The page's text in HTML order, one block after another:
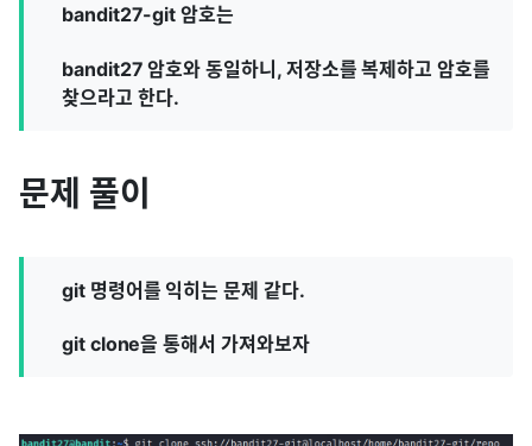
bandit27-git 암호는
bandit27 암호와 동일하니, 저장소를 복제하고 암호를
찾으라고 한다.
문제 풀이
git 명령어를 익히는 문제 같다.
git clone을 통해서 가져와보자